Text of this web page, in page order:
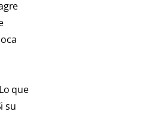
que
su